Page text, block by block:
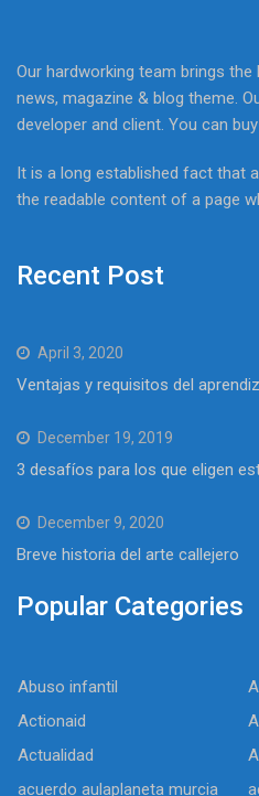
Our hardworking team brings
news, magazine & blog theme.
developer and client. You can
It is a long established fact that
the readable content of a page
Recent Post
April 3, 2020
Ventajas y requisitos del
December 19, 2019
3 desafíos para los que eligen
December 9, 2020
Breve historia del arte callejero
Popular Categories
Abuso infantil
Actionaid
Actualidad
acuerdo aulaplaneta murcia